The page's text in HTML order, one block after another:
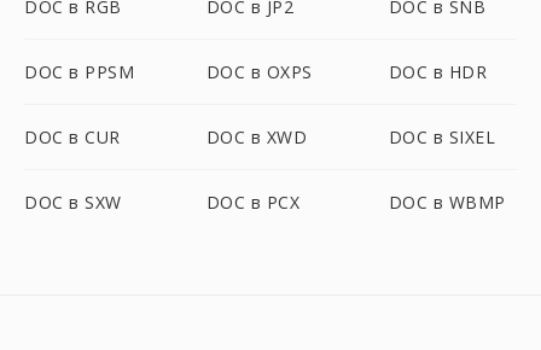
DOC в RGB DOC в JP2 DOC в SNB
DOC в PPSM DOC в OXPS DOC в HDR
DOC в CUR DOC в XWD DOC в SIXEL
DOC в SXW DOC в PCX DOC в WBMP